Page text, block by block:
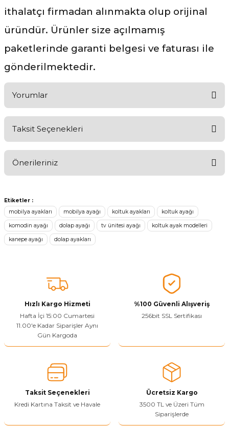
ithalatçı firmadan alınmakta olup orijinal
üründür. Ürünler size açılmamış
paketlerinde garanti belgesi ve faturası ile
gönderilmektedir.
Yorumlar
Ürünü Değerlendir
Taksit Seçenekleri
Önerileriniz
konularda yetersiz gördüğünüz noktaları öneri formunu kullanarak
tarafımıza iletebilirsiniz.
Görüş ve önerileriniz için teşekkür ederiz.
Ürün resmi kalitesiz, bozuk veya görüntülenemiyor.
Ürün fiyatı diğer sitelerden daha pahalı.
Bu ürüne benzer farklı alternatifler olmalı.
Etiketler :
mobilya ayakları
mobilya ayağı koltuk ayakları koltuk ayağı
komodin ayağı dolap ayağı tv ünitesi ayağı koltuk ayak modelleri
kanepe ayağı dolap ayakları
Hızlı Kargo Hizmeti
Hafta İçi 15:00 Cumartesi
11.00'e Kadar Siparişler Aynı
Gün Kargoda
%100 Güvenli Alışveriş
256bit SSL Sertifikası
Taksit Seçenekleri
Kredi Kartına Taksit ve Havale
Ücretsiz Kargo
3500 TL ve Üzeri Tüm
Siparişlerde